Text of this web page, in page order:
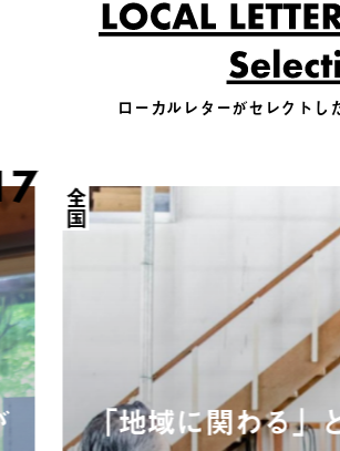
ローカルレターがセレクトし
全国
「地域に関わる」